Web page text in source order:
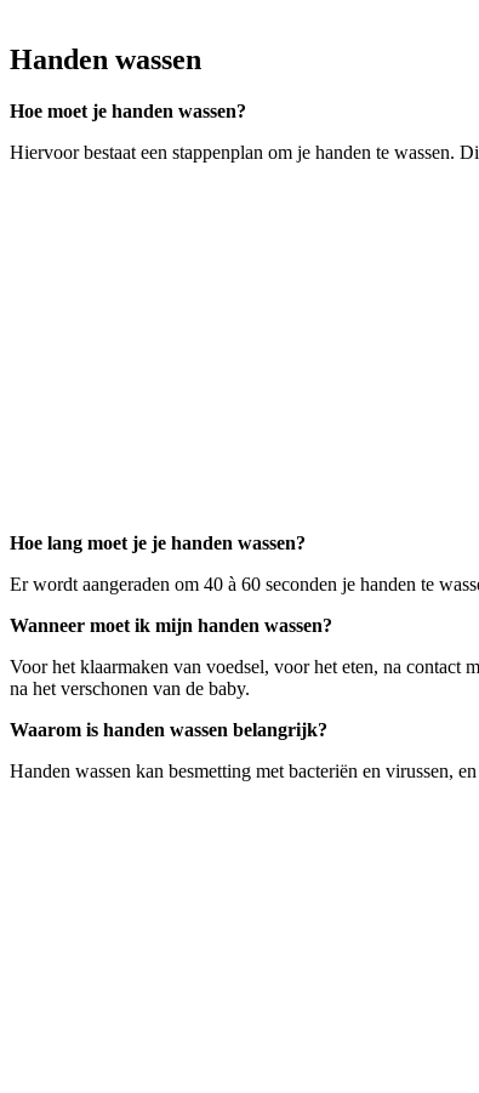
Handen wassen
Hoe moet je handen wassen?
Hiervoor bestaat een stappenplan om je handen te wassen.
Hoe lang moet je je handen wassen?
Er wordt aangeraden om 40 à 60 seconden je handen te
Wanneer moet ik mijn handen wassen?
Voor het klaarmaken van voedsel, voor het eten, na contact
na het verschonen van de baby.
Waarom is handen wassen belangrijk?
Handen wassen kan besmetting met bacteriën en virussen,